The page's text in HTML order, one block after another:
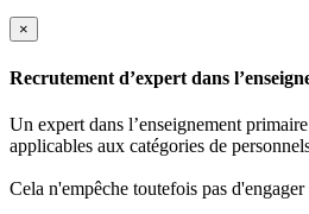
×
Recrutement d’expert dans
Un expert dans l’enseignement
applicables aux catégories de
Cela n'empêche toutefois pas